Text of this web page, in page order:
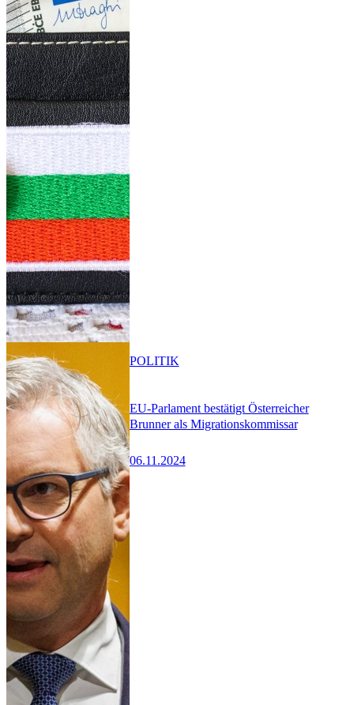
EU-Parlament bestätigt Österreicher
Brunner als Migrationskommissar
06.11.2024
POLITIK